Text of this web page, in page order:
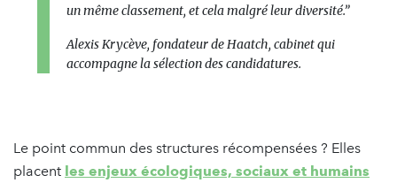
un même classement, et cela malgré leur diversité.”
Alexis Krycève, fondateur de Haatch, cabinet qui
accompagne la sélection des candidatures.
Le point commun des structures récompensées ? Elles
placent les enjeux écologiques, sociaux et humains